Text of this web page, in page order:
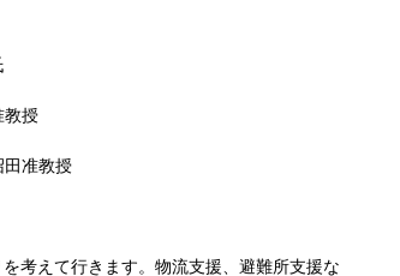
教授
田准教授
考えて行きます。物流支援、避難所支援な